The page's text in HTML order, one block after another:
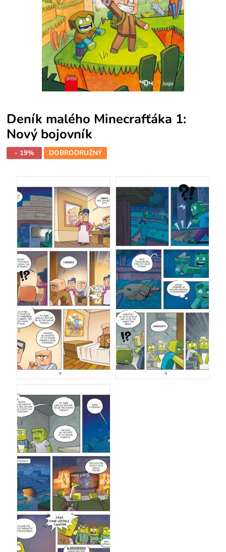
Deník malého Minecrafťáka 1:
Nový bojovník
- 19% DOBRODRUŽNÝ